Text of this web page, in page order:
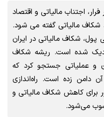
اجتناب مالیاتی و اقتصاد
شکاف مالیاتی گفته می شود.
شکاف مالیاتی در ایران
نزدیک شده است. ریشه شکاف
و عملیاتی جستجو کرد که
دامن زده است. راه‌اندازی
برای کاهش شکاف مالیاتی و
می‌شود.